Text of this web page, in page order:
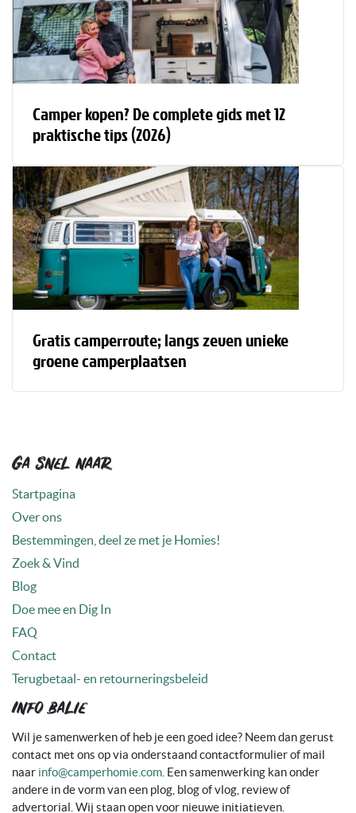
Camper kopen? De complete gids met 12
praktische tips (2026)
Gratis camperroute; langs zeven unieke
groene camperplaatsen
Ga snel naar
Startpagina
Over ons
Bestemmingen, deel ze met je Homies!
Zoek & Vind
Blog
Doe mee en Dig In
FAQ
Contact
Terugbetaal- en retourneringsbeleid
Info balie
Wil je samenwerken of heb je een goed idee? Neem dan gerust
contact met ons op via onderstaand contactformulier of mail
naar info@camperhomie.com . Een samenwerking kan onder
andere in de vorm van een plog, blog of vlog, review of
advertorial. Wij staan open voor nieuwe initiatieven.